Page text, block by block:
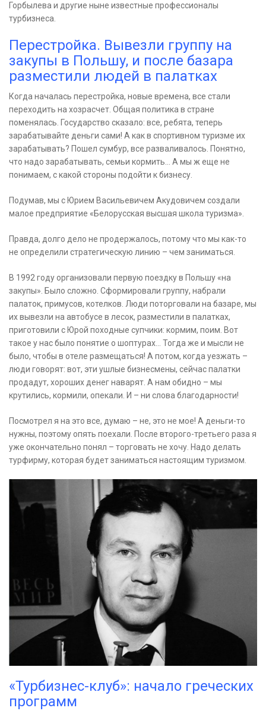
Горбылева и другие ныне известные профессионалы
турбизнеса.
Перестройка. Вывезли группу на
закупы в Польшу, и после базара
разместили людей в палатках
Когда началась перестройка, новые времена, все стали
переходить на хозрасчет. Общая политика в стране
поменялась. Государство сказало: все, ребята, теперь
зарабатывайте деньги сами! А как в спортивном туризме их
зарабатывать? Пошел сумбур, все разваливалось. Понятно,
что надо зарабатывать, семьи кормить… А мы ж еще не
понимаем, с какой стороны подойти к бизнесу.
Подумав, мы с Юрием Васильевичем Акудовичем создали
малое предприятие «Белорусская высшая школа туризма».
Правда, долго дело не продержалось, потому что мы как-то
не определили стратегическую линию – чем заниматься.
В 1992 году организовали первую поездку в Польшу «на
закупы». Было сложно. Сформировали группу, набрали
палаток, примусов, котелков. Люди поторговали на базаре, мы
их вывезли на автобусе в лесок, разместили в палатках,
приготовили с Юрой походные супчики: кормим, поим. Вот
такое у нас было понятие о шоптурах… Тогда же и мысли не
было, чтобы в отеле размещаться! А потом, когда уезжать –
люди говорят: вот, эти ушлые бизнесмены, сейчас палатки
продадут, хороших денег наварят. А нам обидно – мы
крутились, кормили, опекали. И – ни слова благодарности!
Посмотрел я на это все, думаю – не, это не мое! А деньги-то
нужны, поэтому опять поехали. После второго-третьего раза я
уже окончательно понял – торговать не хочу. Надо делать
турфирму, которая будет заниматься настоящим туризмом.
«Турбизнес-клуб»: начало греческих
программ